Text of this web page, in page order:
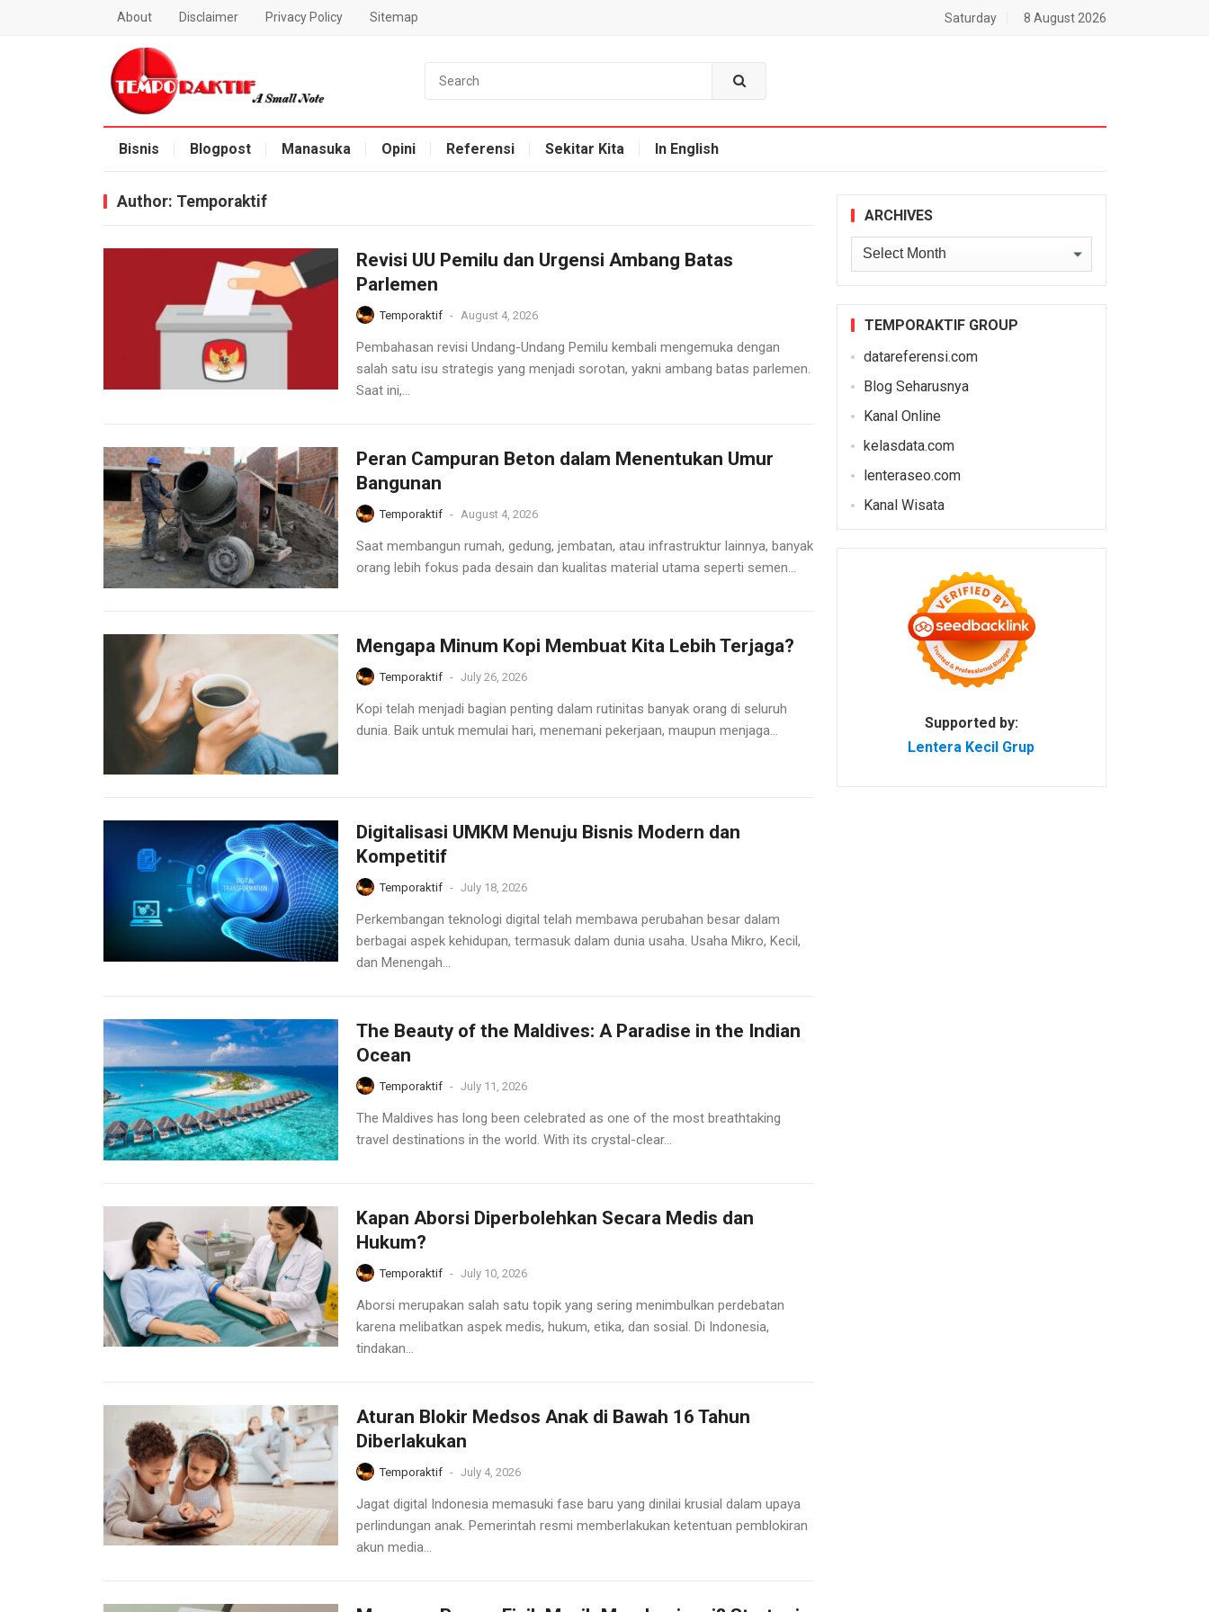
About Disclaimer Privacy Policy Sitemap Saturday 8 August 2026
Blog Temporaktif
Bisnis
Blogpost Manasuka Opini Referensi Sekitar Kita In English
Author: Temporaktif
Revisi UU Pemilu dan Urgensi Ambang Batas
Parlemen
Temporaktif - August 4, 2026
Pembahasan revisi Undang-Undang Pemilu kembali mengemuka dengan
salah satu isu strategis yang menjadi sorotan, yakni ambang batas parlemen.
Saat ini,...
Peran Campuran Beton dalam Menentukan Umur
Bangunan
Temporaktif - August 4, 2026
Saat membangun rumah, gedung, jembatan, atau infrastruktur lainnya, banyak
orang lebih fokus pada desain dan kualitas material utama seperti semen...
Mengapa Minum Kopi Membuat Kita Lebih Terjaga?
Temporaktif - July 26, 2026
Kopi telah menjadi bagian penting dalam rutinitas banyak orang di seluruh
dunia. Baik untuk memulai hari, menemani pekerjaan, maupun menjaga...
Digitalisasi UMKM Menuju Bisnis Modern dan
Kompetitif
Temporaktif - July 18, 2026
Perkembangan teknologi digital telah membawa perubahan besar dalam
berbagai aspek kehidupan, termasuk dalam dunia usaha. Usaha Mikro, Kecil,
dan Menengah...
The Beauty of the Maldives: A Paradise in the Indian
Ocean
Temporaktif - July 11, 2026
The Maldives has long been celebrated as one of the most breathtaking
travel destinations in the world. With its crystal-clear...
Kapan Aborsi Diperbolehkan Secara Medis dan
Hukum?
Temporaktif - July 10, 2026
Aborsi merupakan salah satu topik yang sering menimbulkan perdebatan
karena melibatkan aspek medis, hukum, etika, dan sosial. Di Indonesia,
tindakan...
Aturan Blokir Medsos Anak di Bawah 16 Tahun
Diberlakukan
Temporaktif - July 4, 2026
Jagat digital Indonesia memasuki fase baru yang dinilai krusial dalam upaya
perlindungan anak. Pemerintah resmi memberlakukan ketentuan pemblokiran
akun media...
ARCHIVES
Archives
TEMPORAKTIF GROUP
datareferensi.com
Blog Seharusnya
Kanal Online
kelasdata.com
lenteraseo.com
Kanal Wisata
Supported by:
Lentera Kecil Grup